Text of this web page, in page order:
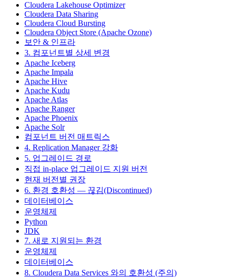
Cloudera Lakehouse Optimizer
Cloudera Data Sharing
Cloudera Cloud Bursting
Cloudera Object Store (Apache Ozone)
보안 & 인프라
3. 컴포넌트별 상세 변경
Apache Iceberg
Apache Impala
Apache Hive
Apache Kudu
Apache Atlas
Apache Ranger
Apache Phoenix
Apache Solr
컴포넌트 버전 매트릭스
4. Replication Manager 강화
5. 업그레이드 경로
직접 in-place 업그레이드 지원 버전
현재 버전별 권장
6. 환경 호환성 — 끊김(Discontinued)
데이터베이스
운영체제
Python
JDK
7. 새로 지원되는 환경
운영체제
데이터베이스
8. Cloudera Data Services 와의 호환성 (주의)